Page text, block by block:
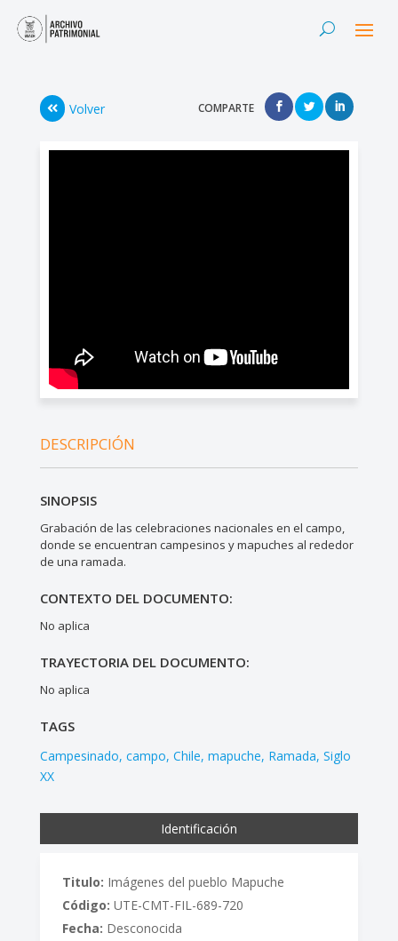
Volver COMPARTE
DESCRIPCIÓN
SINOPSIS
Grabación de las celebraciones nacionales en el campo,
donde se encuentran campesinos y mapuches al rededor
de una ramada.
CONTEXTO DEL DOCUMENTO:
No aplica
TRAYECTORIA DEL DOCUMENTO:
No aplica
TAGS
Campesinado campo Chile mapuche Ramada Siglo
XX
Identificación
Titulo: Imágenes del pueblo Mapuche
Código: UTE-CMT-FIL-689-720
Fecha: Desconocida